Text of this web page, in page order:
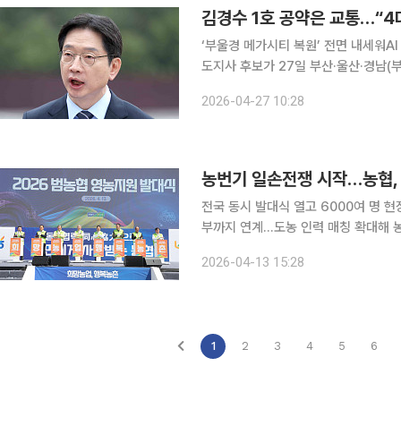
김경수 1호 공약은 교통…“4
‘부울경 메가시티 복원’ 전면 내세워AI 기반 ART·
도지사 후보가 27일 부산·울산·경남(
열고 “경남 경제 혁신을 위한 첫 번째
2026-04-27 10:28
농번기 일손전쟁 시작…농
전국 동시 발대식 열고 6000여 명 현
부까지 연계…도농 인력 매칭 확대해 농촌 인력난 대응 본격적인 영
만 명 공급 계획을 내걸고 현장 지원
2026-04-13 15:28
1 2 3 4 5 6